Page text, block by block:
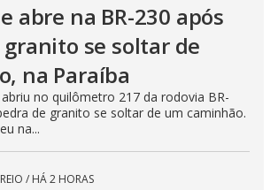
abre na BR-230 após
se soltar de
na Paraíba
no quilômetro 217 da rodovia BR-
de granito se soltar de um caminhão.
na...
/ HÁ 2 HORAS